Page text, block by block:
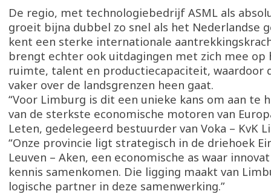
De regio, met technologiebedrijf ASML als
groeit bijna dubbel zo snel als het Nederlandse
kent een sterke internationale
brengt echter ook uitdagingen met zich mee op
ruimte, talent en productiecapaciteit, waardoor
vaker over de landsgrenzen heen gaat.
“Voor Limburg is dit een unieke kans om aan te
van de sterkste economische motoren van
Leten, gedelegeerd bestuurder van Voka – KvK
“Onze provincie ligt strategisch in de driehoek
Leuven – Aken, een economische as waar
kennis samenkomen. Die ligging maakt van
logische partner in deze samenwerking.”